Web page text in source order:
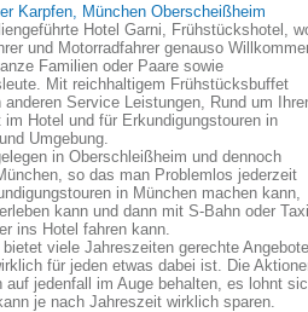
Karpfen, München Oberscheißheim
Hotel Garni, Frühstückshotel,
und Motorradfahrer genauso
Familien oder Paare sowie
Mit reichhaltigem Frühstücksbuffet
anderen Service Leistungen, Rund um
im Hotel und für Erkundigungstouren in
Umgebung.
in Oberschleißheim und dennoch
so das man Problemlos jederzeit
in München machen kann,
kann und dann mit S-Bahn oder
ins Hotel fahren kann.
bietet viele Jahreszeiten gerechte
für jeden etwas dabei ist. Die
auf jedenfall im Auge behalten, es lohnt
je nach Jahreszeit wirklich sparen.